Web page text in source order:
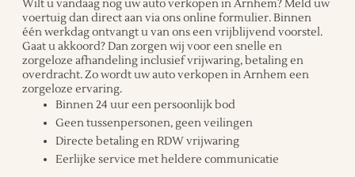
Wilt u vandaag nog uw auto verkopen in Arnhem? Meld uw
voertuig dan direct aan via ons online formulier. Binnen
één werkdag ontvangt u van ons een vrijblijvend voorstel.
Gaat u akkoord? Dan zorgen wij voor een snelle en
zorgeloze afhandeling inclusief vrijwaring, betaling en
overdracht. Zo wordt uw auto verkopen in Arnhem een
zorgeloze ervaring.
Binnen 24 uur een persoonlijk bod
Geen tussenpersonen, geen veilingen
Directe betaling en RDW vrijwaring
Eerlijke service met heldere communicatie